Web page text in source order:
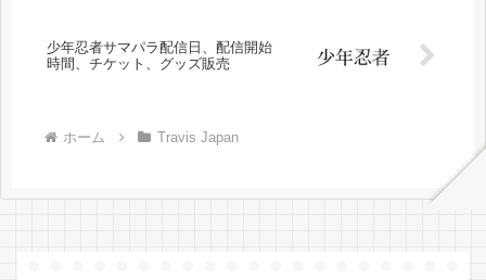
少年忍者サマパラ配信日、配信開始
時間、チケット、グッズ販売
ホーム Travis Japan